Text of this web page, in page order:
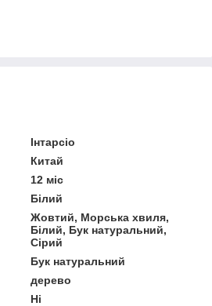
Інтарсіо
Китай
12 міс
Білий
Жовтий, Морська хвиля,
Білий, Бук натуральний,
Сірий
Бук натуральний
дерево
Ні